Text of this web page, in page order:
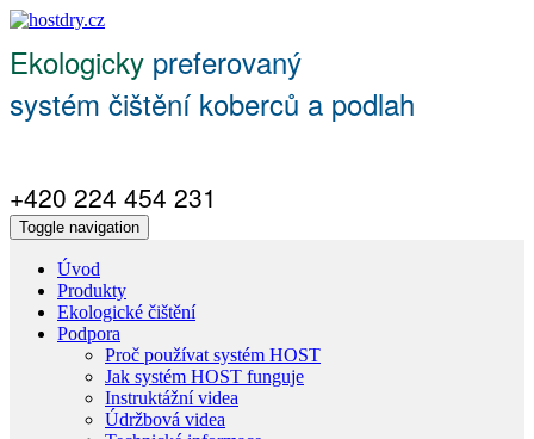
Ekologicky preferovaný
systém čištění koberců a podlah
+420 224 454 231
Toggle navigation
Úvod
Produkty
Ekologické čištění
Podpora
Proč používat systém HOST
Jak systém HOST funguje
Instruktážní videa
Údržbová videa